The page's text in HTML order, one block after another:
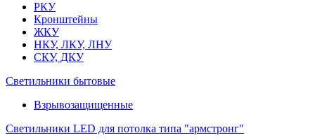
РКУ
Кронштейны
ЖКУ
НКУ, ЛКУ, ЛНУ
СКУ, ДКУ
Светильники бытовые
Взрывозащищенные
Светильники LED для потолка типа "армстронг"